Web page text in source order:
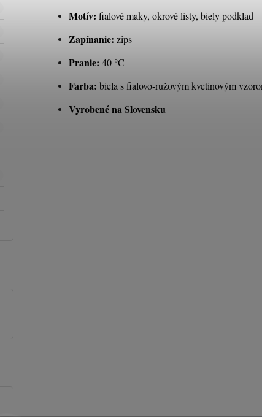
Motív: fialové maky, okrové listy, biely podklad
Zapínanie: zips
Pranie: 40 °C
Farba: biela s fialovo-ružovým kvetinovým
Vyrobené na Slovensku